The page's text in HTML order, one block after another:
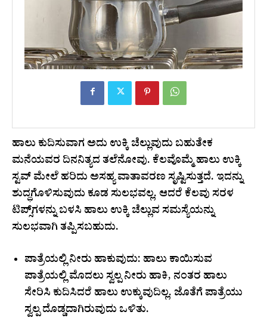
ಹಾಲು ಕುದಿಸುವಾಗ ಅದು ಉಕ್ಕಿ ಚೆಲ್ಲುವುದು ಬಹುತೇಕ
ಮನೆಯವರ ದಿನನಿತ್ಯದ ತಲೆನೋವು. ಕೆಲವೊಮ್ಮೆ ಹಾಲು ಉಕ್ಕಿ
ಸ್ಟವ್ ಮೇಲೆ ಹರಿದು ಅಸಹ್ಯ ವಾತಾವರಣ ಸೃಷ್ಟಿಸುತ್ತದೆ. ಇದನ್ನು
ಶುದ್ಧಗೊಳಿಸುವುದು ಕೂಡ ಸುಲಭವಲ್ಲ. ಆದರೆ ಕೆಲವು ಸರಳ
ಟಿಪ್ಸ್‌ಗಳನ್ನು ಬಳಸಿ ಹಾಲು ಉಕ್ಕಿ ಚೆಲ್ಲುವ ಸಮಸ್ಯೆಯನ್ನು
ಸುಲಭವಾಗಿ ತಪ್ಪಿಸಬಹುದು.
ಪಾತ್ರೆಯಲ್ಲಿ ನೀರು ಹಾಕುವುದು: ಹಾಲು ಕಾಯಿಸುವ
ಪಾತ್ರೆಯಲ್ಲಿ ಮೊದಲು ಸ್ವಲ್ಪ ನೀರು ಹಾಕಿ, ನಂತರ ಹಾಲು
ಸೇರಿಸಿ ಕುದಿಸಿದರೆ ಹಾಲು ಉಕ್ಕುವುದಿಲ್ಲ. ಜೊತೆಗೆ ಪಾತ್ರೆಯು
ಸ್ವಲ್ಪ ದೊಡ್ಡದಾಗಿರುವುದು ಒಳಿತು.